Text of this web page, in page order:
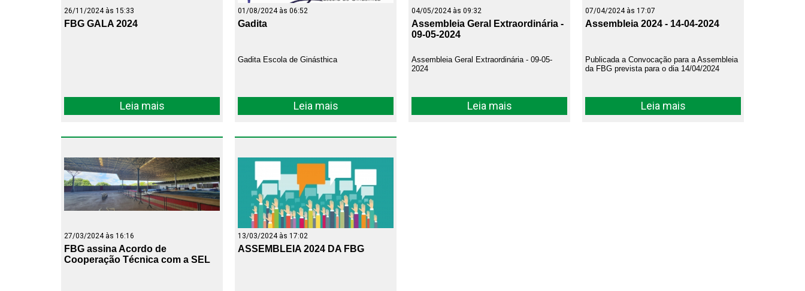
26/11/2024 às 15:33
FBG GALA 2024
Leia mais
01/08/2024 às 06:52
Gadita
Gadita Escola de Ginásthica
Leia mais
04/05/2024 às 09:32
Assembleia Geral Extraordinária -
09-05-2024
Assembleia Geral Extraordinária - 09-05-
2024
Leia mais
07/04/2024 às 17:07
Assembleia 2024 - 14-04-2024
Publicada a Convocação para a Assembleia
da FBG prevista para o dia 14/04/2024
Leia mais
27/03/2024 às 16:16
FBG assina Acordo de
Cooperação Técnica com a SEL
13/03/2024 às 17:02
ASSEMBLEIA 2024 DA FBG